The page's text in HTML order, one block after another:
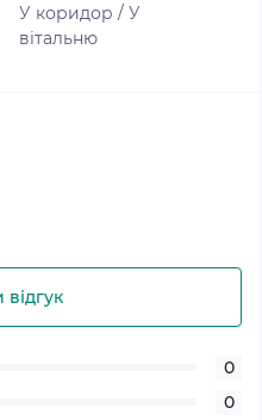
У коридор / У
вітальню
відгук
0
0